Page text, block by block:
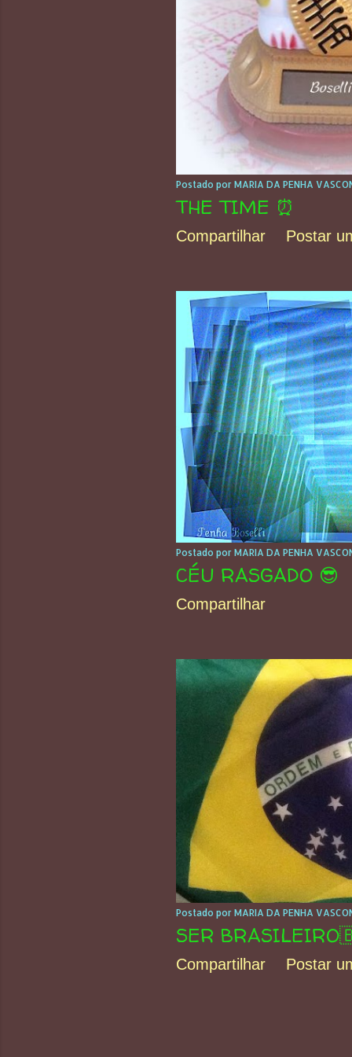
Postado por MARIA DA PENHA
THE TIME ⏰
Compartilhar Postar
Postado por MARIA DA PENHA
CÉU RASGADO 😎
Compartilhar
Postado por MARIA DA PENHA
SER
Compartilhar Postar